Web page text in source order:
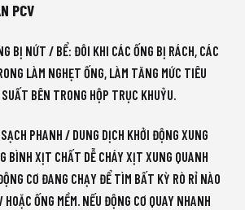
PCV
BỊ NỨT / BỂ: ĐÔI KHI CÁC ỐNG BỊ RÁCH, CÁC
LÀM NGHẸT ỐNG, LÀM TĂNG MỨC TIÊU
BÊN TRONG HỘP TRỤC KHUỶU.
PHANH / DUNG DỊCH KHỞI ĐỘNG XUNG
BÌNH XỊT CHẤT DỄ CHÁY XỊT XUNG QUANH
CƠ ĐANG CHẠY ĐỂ TÌM BẤT KỲ RÒ RỈ NÀO
ỐNG MỀM. NẾU ĐỘNG CƠ QUAY NHANH